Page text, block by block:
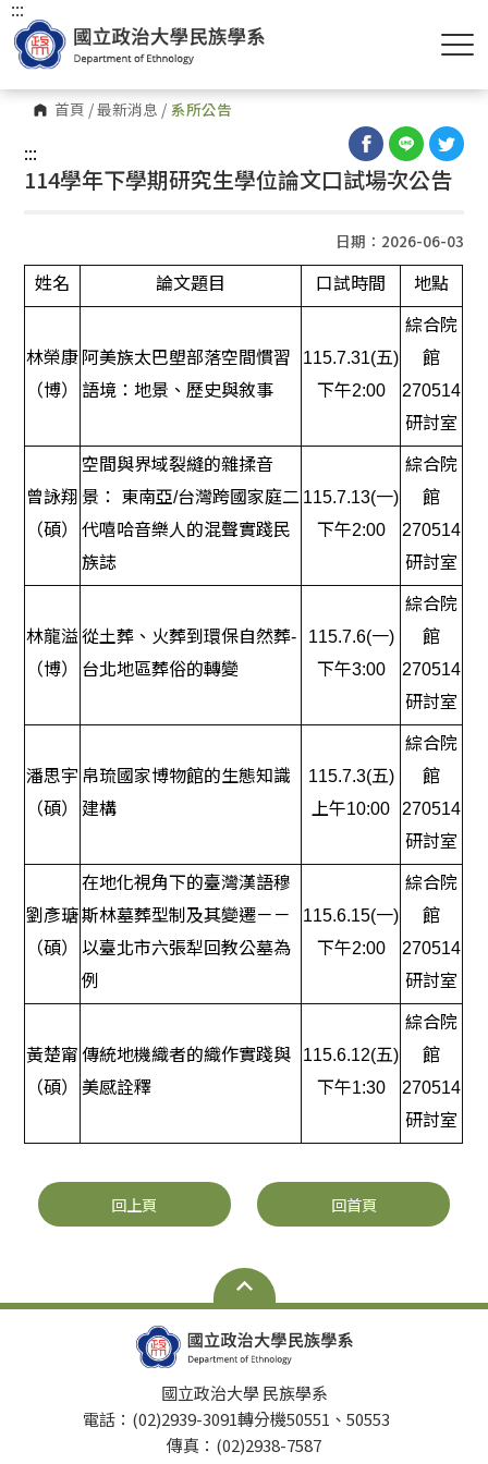
首頁 /最新消息 / 系所公告
:::
:::
114學年下學期研究生學位論文口試場次公告
日期：2026-06-03
姓名 論文題目 口試時間 地點
林榮康
（博）
阿美族太巴塱部落空間慣習
語境：地景、歷史與敘事
115.7.31(五)
下午2:00
綜合院
館
270514
研討室
曾詠翔
（碩）
空間與界域裂縫的雜揉音
景： 東南亞/台灣跨國家庭二
代嘻哈音樂人的混聲實踐民
族誌
115.7.13(一)
下午2:00
綜合院
館
270514
研討室
林龍溢
（博）
從土葬、火葬到環保自然葬-
台北地區葬俗的轉變
115.7.6(一)
下午3:00
綜合院
館
270514
研討室
潘思宇
（碩）
帛琉國家博物館的生態知識
建構
115.7.3(五)
上午10:00
綜合院
館
270514
研討室
劉彥瑭
（碩）
在地化視角下的臺灣漢語穆
斯林墓葬型制及其變遷－－
以臺北市六張犁回教公墓為
例
115.6.15(一)
下午2:00
綜合院
館
270514
研討室
黃楚甯
（碩）
傳統地機織者的織作實踐與
美感詮釋
115.6.12(五)
下午1:30
綜合院
館
270514
研討室
回上頁 回首頁
國立政治大學 民族學系
電話：(02)2939-3091轉分機50551、50553
傳真：(02)2938-7587